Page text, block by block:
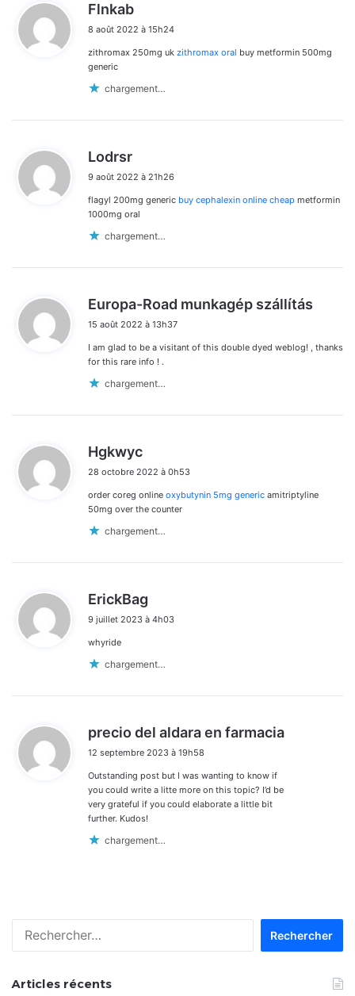
Flnkab
t
8 août 2022 à 15h24
zithromax 250mg uk zithromax oral buy metformin 500mg
generic
chargement…
Lodrsr
t
:
9 août 2022 à 21h26
flagyl 200mg generic buy cephalexin online cheap metformin
1000mg oral
chargement…
Europa-Road munkagép szállítás
15 août 2022 à 13h37
I am glad to be a visitant of this double dyed weblog! , thanks
for this rare info ! .
chargement…
Hgkwyc
t
:
28 octobre 2022 à 0h53
order coreg online oxybutynin 5mg generic amitriptyline
50mg over the counter
chargement…
ErickBag
t
9 juillet 2023 à 4h03
whyride
chargement…
precio del aldara en farmacia
12 septembre 2023 à 19h58
Outstanding post but I was wanting to know if
you could write a litte more on this topic? I’d be
very grateful if you could elaborate a little bit
further. Kudos!
chargement…
Articles récents